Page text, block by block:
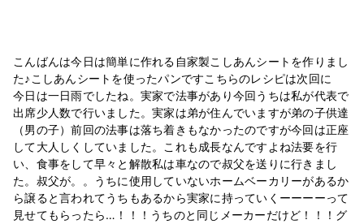
こんばんは今日は簡単に作れる自家製こしあんシートを作りまし
た♪こしあんシートを使ったパンですこちらのレシピは次回に
今日は一日雨でしたね。実家で法事があり今回うちは私が代表で
出席少人数で行いました。実家は弟が住んでいますが弟の子供達
（男の子）前回の法事は落ち着きもなかったのですが今回は正座
して大人しくしていました。これも成長なんですよね法要を行
い、食事をして早々と解散私は車なので叔父を送りに行きまし
た。叔父が。。うちに使用していないホームベーカリーがあるか
ら譲ると言われてうちもあるから実家に持っていくーーーーって
見せてもらったら…！！！うちのと同じメーカーだけど！！！グ